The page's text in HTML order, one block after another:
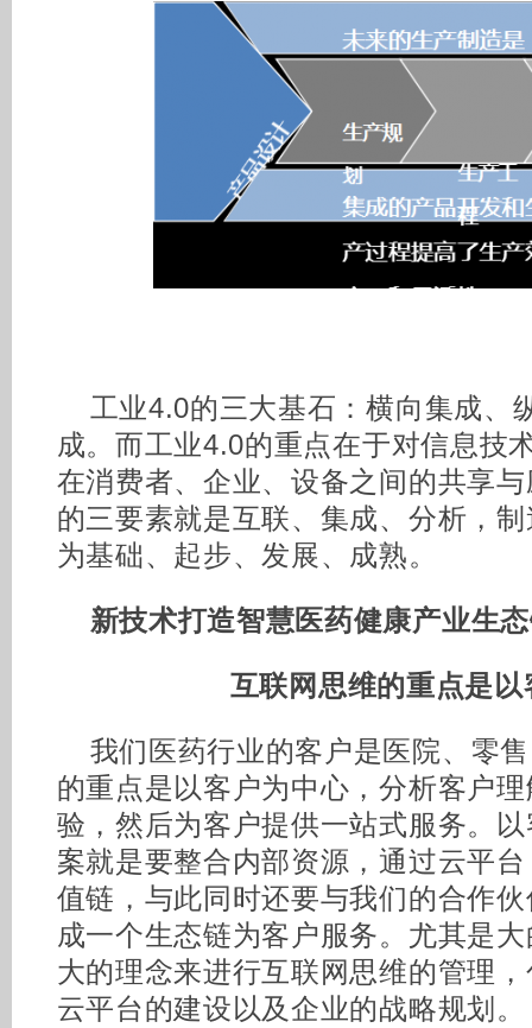
工业4.0的三大基石：横向集成、
成。而工业4.0的重点在于对信息技
在消费者、企业、设备之间的共享
的三要素就是互联、集成、分析，
为基础、起步、发展、成熟。
新技术打造智慧医药健康产业生
互联网思维的重点是
我们医药行业的客户是医院、零
的重点是以客户为中心，分析客户
验，然后为客户提供一站式服务。
案就是要整合内部资源，通过云平
值链，与此同时还要与我们的合作
成一个生态链为客户服务。尤其是
大的理念来进行互联网思维的管理
云平台的建设以及企业的战略规划。